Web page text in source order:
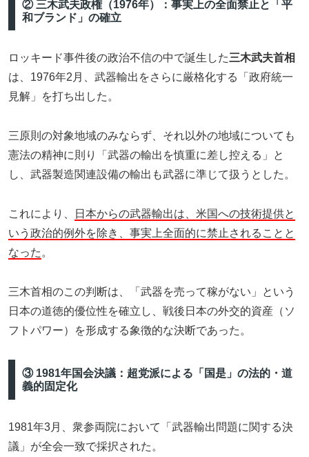
② 三木武夫政権（1976年）：事実上の全面禁止と「平
和ブランド」の確立
ロッキード事件後の政治不信の中で誕生した三木武夫首相
は、1976年2月、武器輸出をさらに厳格化する「政府統一
見解」を打ち出した。
三原則の対象地域のみならず、それ以外の地域についても
憲法の精神に則り「武器の輸出を慎重に差し控える」と
し、武器製造関連設備の輸出も武器に準じて扱うとした。
これにより、
日本からの武器輸出は、米国への技術提供と
いう政治的例外を除き、事実上全面的に禁止されることと
なった 。
三木首相のこの判断は、「武器を売って稼がない」という
日本の道徳的優位性を確立し、戦後日本の外交的資産（ソ
フトパワー）を形成する象徴的な決断であった。
③ 1981年国会決議：超党派による「国是」の法的・道
義的固定化
1981年3月、衆参両院において「武器輸出問題に関する決
議」が全会一致で採択された。